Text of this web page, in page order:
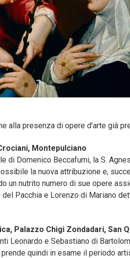
alla presenza di opere d’arte già
Montepulciano
di Domenico Beccafumi, la S.
la nuova attribuzione e,
nutrito numero di sue opere
Pacchia e Lorenzo di Mariano
Palazzo Chigi Zondadari, San
Leonardo e Sebastiano di
quindi in esame il periodo